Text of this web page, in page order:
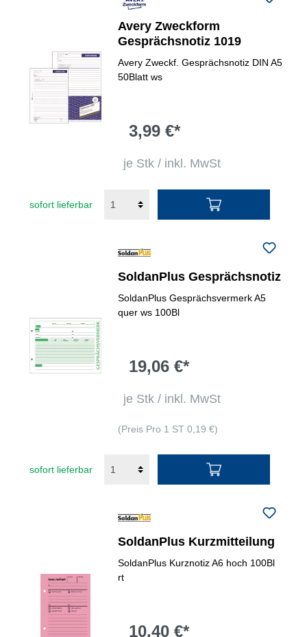
Avery Zweckform
Gesprächsnotiz 1019
Avery Zweckf. Gesprächsnotiz DIN A5
50Blatt ws
3,99 €*
je Stk / inkl. MwSt
sofort lieferbar
SoldanPlus Gesprächsnotiz
SoldanPlus Gesprächsvermerk A5
quer ws 100Bl
19,06 €*
je Stk / inkl. MwSt
(Preis Pro 1 ST 0,19 €)
sofort lieferbar
SoldanPlus Kurzmitteilung
SoldanPlus Kurznotiz A6 hoch 100Bl
rt
10,40 €*